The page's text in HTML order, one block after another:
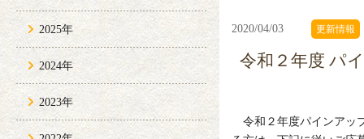
2025年
2024年
2023年
2020/04/03 更新情報
令和２年度 パ
令和２年度パインアッ